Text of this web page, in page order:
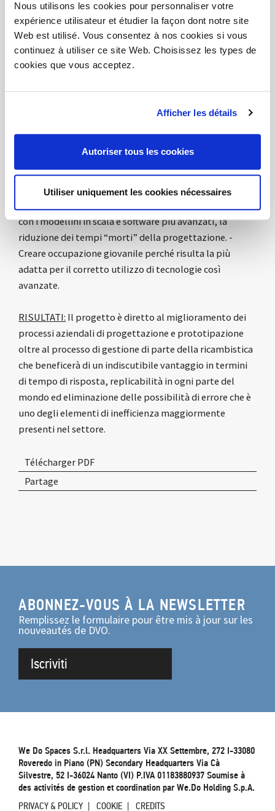
Nous utilisons les cookies pour personnaliser votre
expérience utilisateur et étudier la façon dont notre site
Web est utilisé. Vous consentez à nos cookies si vous
continuez à utiliser ce site Web. Choisissez les types de
cookies que vous acceptez.
Afficher les détails
Autoriser tous les cookies
Utiliser uniquement les cookies nécessaires
Gli obiettivi sono così riassumibili: - Ridurre
le tempistiche di progettazione di prototipi rendendoli
anche più precisi dal punto di vista realizzativo. -
Definire e realizzare, utilizzando la stampa 3D, una
senza attenersi a lunghi tempi di consegna e ordini di
lotto minimo. - Essere in grado di realizzare prodotti in
personalizzazioni spinte per soddisfare a pieno le
richieste del cliente. - Fornire un servizio progettuale
più aperto verso il cliente creando così un clima di
con i modellini in scala e software più avanzati, la
riduzione dei tempi “morti” della progettazione. -
Creare occupazione giovanile perché risulta la più
adatta per il corretto utilizzo di tecnologie così
avanzate.
RISULTATI: Il progetto è diretto al miglioramento dei
processi aziendali di progettazione e prototipazione
oltre al processo di gestione di parte della ricambistica
che beneficerà di un indiscutibile vantaggio in termini
di tempo di risposta, replicabilità in ogni parte del
mondo ed eliminazione delle possibilità di errore che è
uno degli elementi di inefficienza maggiormente
presenti nel settore.
Télécharger PDF
Partage
ABONNEZ-VOUS À LA NEWSLETTER
Remplissez le formulaire pour être mis à jour sur les
nouveautés de DVO.
Iscriviti
We Do Spaces S.r.l. Headquarters Via XX Settembre, 272 I-33080
Roveredo in Piano (PN) Secondary Headquarters Via Cà
Silvestre, 52 I-36024 Nanto (VI) P.IVA 01183880937 Soumise à
des activités de gestion et coordination par We.Do Holding S.p.A.
PRIVACY & POLICY COOKIE CREDITS